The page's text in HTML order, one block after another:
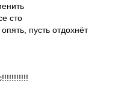
сто
опять, пусть отдохнёт